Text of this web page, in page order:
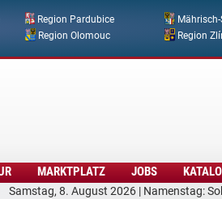
Region Pardubice
Region Olomouc Region
Samstag, 8. August 2026 | Namenstag:
MARKTPLATZ JOBS